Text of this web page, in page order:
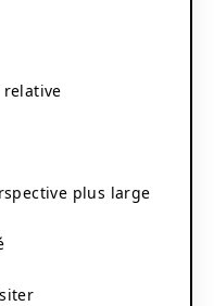
plus large